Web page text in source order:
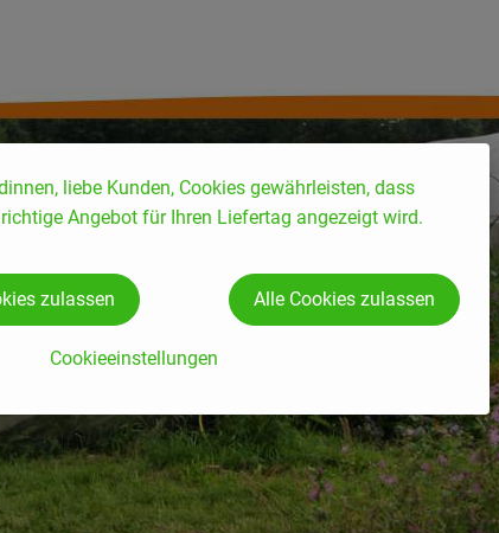
liebe Kunden, Cookies gewährleisten, dass
Angebot für Ihren Liefertag angezeigt wird.
Cookieeinstellungen
zulassen Alle Cookies zulassen